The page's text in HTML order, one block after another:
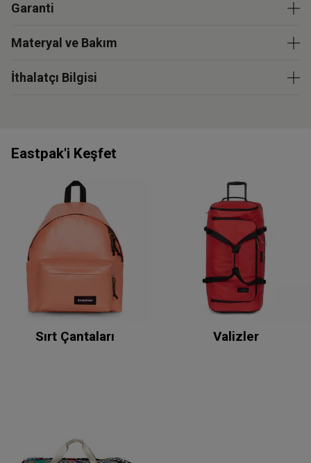
Garanti
Materyal ve Bakım
İthalatçı Bilgisi
Eastpak'i Keşfet
Sırt Çantaları Valizler